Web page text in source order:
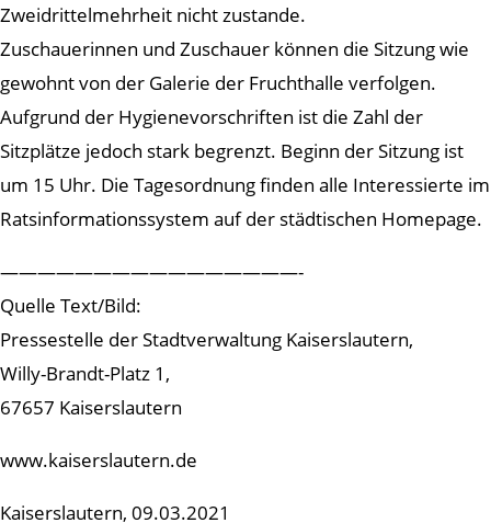
Zweidrittelmehrheit nicht zustande.
Zuschauerinnen und Zuschauer können die Sitzung wie
gewohnt von der Galerie der Fruchthalle verfolgen.
Aufgrund der Hygienevorschriften ist die Zahl der
Sitzplätze jedoch stark begrenzt. Beginn der Sitzung ist
um 15 Uhr. Die Tagesordnung finden alle Interessierte im
Ratsinformationssystem auf der städtischen Homepage.
————————————————-
Quelle Text/Bild:
Pressestelle der Stadtverwaltung Kaiserslautern,
Willy-Brandt-Platz 1,
67657 Kaiserslautern
www.kaiserslautern.de
Kaiserslautern, 09.03.2021